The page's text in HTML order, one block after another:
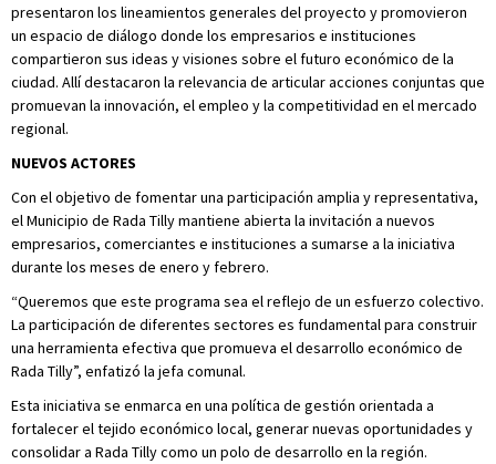
presentaron los lineamientos generales del proyecto y promovieron
un espacio de diálogo donde los empresarios e instituciones
compartieron sus ideas y visiones sobre el futuro económico de la
ciudad. Allí destacaron la relevancia de articular acciones conjuntas que
promuevan la innovación, el empleo y la competitividad en el mercado
regional.
NUEVOS ACTORES
Con el objetivo de fomentar una participación amplia y representativa,
el Municipio de Rada Tilly mantiene abierta la invitación a nuevos
empresarios, comerciantes e instituciones a sumarse a la iniciativa
durante los meses de enero y febrero.
“Queremos que este programa sea el reflejo de un esfuerzo colectivo.
La participación de diferentes sectores es fundamental para construir
una herramienta efectiva que promueva el desarrollo económico de
Rada Tilly”, enfatizó la jefa comunal.
Esta iniciativa se enmarca en una política de gestión orientada a
fortalecer el tejido económico local, generar nuevas oportunidades y
consolidar a Rada Tilly como un polo de desarrollo en la región.